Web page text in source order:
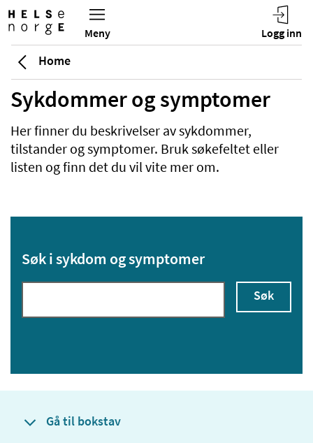
Home
Sykdommer og symptomer
Her finner du beskrivelser av sykdommer,
tilstander og symptomer. Bruk søkefeltet eller
listen og finn det du vil vite mer om.
Søk i sykdom og symptomer
Søk
Gå til bokstav